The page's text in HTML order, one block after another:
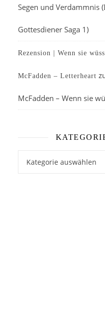
Segen und Verdammnis
Gottesdiener Saga 1)
Rezension | Wenn sie
McFadden – Letterheart
McFadden – Wenn sie